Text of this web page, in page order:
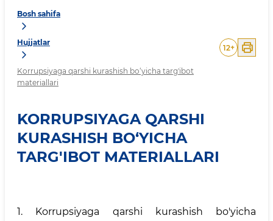
Bosh sahifa
Hujjatlar
Korrupsiyaga qarshi kurashish bo‘yicha targ'ibot
materiallari
12+
KORRUPSIYAGA QARSHI
KURASHISH BO‘YICHA
TARG'IBOT MATERIALLARI
1. Korrupsiyaga qarshi kurashish bo'yicha